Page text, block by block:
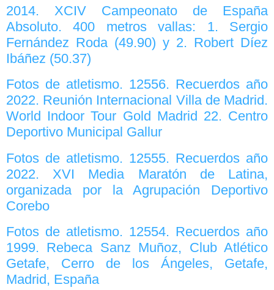
2014. XCIV Campeonato de España
Absoluto. 400 metros vallas: 1. Sergio
Fernández Roda (49.90) y 2. Robert Díez
Ibáñez (50.37)
Fotos de atletismo. 12556. Recuerdos año
2022. Reunión Internacional Villa de Madrid.
World Indoor Tour Gold Madrid 22. Centro
Deportivo Municipal Gallur
Fotos de atletismo. 12555. Recuerdos año
2022. XVI Media Maratón de Latina,
organizada por la Agrupación Deportivo
Corebo
Fotos de atletismo. 12554. Recuerdos año
1999. Rebeca Sanz Muñoz, Club Atlético
Getafe, Cerro de los Ángeles, Getafe,
Madrid, España